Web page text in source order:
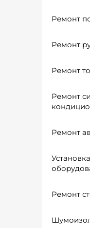
Ремонт
Ремонт
Ремонт
Ремонт
Ремонт
Ремонт